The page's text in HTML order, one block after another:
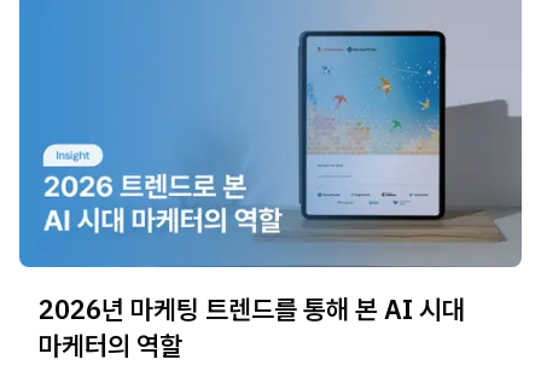
2026년 마케팅 트렌드를 통해 본 AI 시대
마케터의 역할